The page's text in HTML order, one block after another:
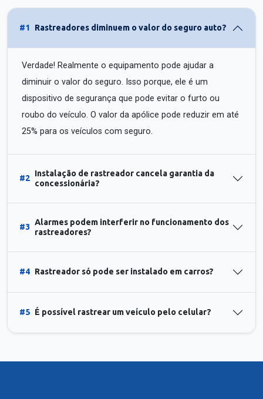
#1 Rastreadores diminuem o valor do seguro auto?
Verdade! Realmente o equipamento pode ajudar a
diminuir o valor do seguro. Isso porque, ele é um
dispositivo de segurança que pode evitar o furto ou
roubo do veículo. O valor da apólice pode reduzir em até
25% para os veículos com seguro.
#2
Instalação de rastreador cancela garantia da
concessionária?
#3
Alarmes podem interferir no funcionamento dos
rastreadores?
#4 Rastreador só pode ser instalado em carros?
#5 É possível rastrear um veículo pelo celular?